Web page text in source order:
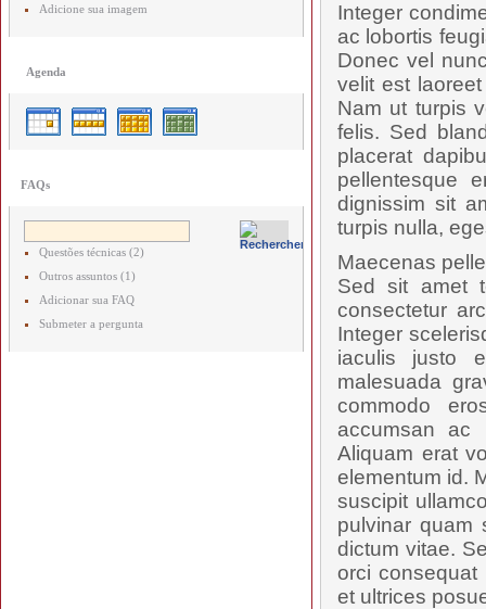
Adicione sua imagem
Agenda
FAQs
Questões técnicas (2)
Outros assuntos (1)
Adicionar sua FAQ
Submeter a pergunta
Integer
ac lobortis
Donec vel
velit est
Nam ut turpis
felis. Sed
placerat
pellentesque
dignissim sit
turpis nulla,
Maecenas
Sed sit amet
consectetur
Integer
iaculis justo
malesuada
commodo
accumsan ac
Aliquam erat
elementum id.
suscipit
pulvinar quam
dictum vitae.
orci consequat
et ultrices